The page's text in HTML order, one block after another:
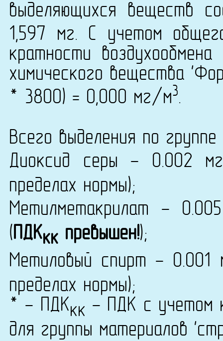
выделяющихся веществ
1,597 мг. С учетом
кратности
химического вещества
* 3800) = 0,000 мг/м3.
Всего выделения по
Диоксид серы - 0.002
пределах нормы);
Метилметакрилат -
(ПДКкк превышен!);
Метиловый спирт - 0.001
пределах нормы);
* - ПДКкк - ПДК с учетом
для группы материалов